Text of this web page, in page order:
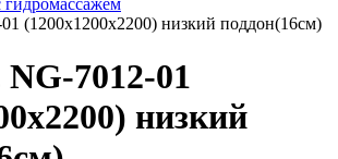
(1200х1200х2200) низкий поддон(16см)
7012-01
низкий